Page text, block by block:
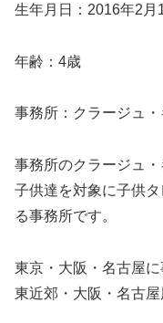
生年月日：2016年2月
年齢：4歳
事務所：クラージュ
事務所のクラージュ
子供達を対象に子供
る事務所です。
東京・大阪・名古屋
東近郊・大阪・名古